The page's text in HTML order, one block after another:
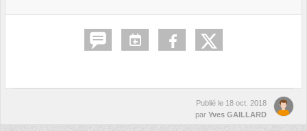
Publié le 18 oct. 2018
par Yves GAILLARD